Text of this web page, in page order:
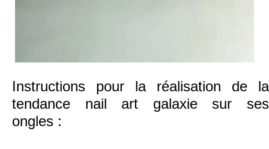
Instructions pour la réalisation de la
tendance nail art galaxie sur ses
ongles :